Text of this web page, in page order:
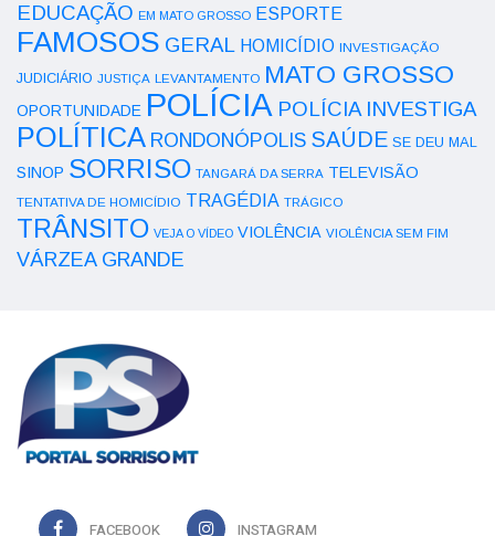
EDUCAÇÃO EM MATO GROSSO ESPORTE
FAMOSOS GERAL HOMICÍDIO INVESTIGAÇÃO
JUDICIÁRIO JUSTIÇA LEVANTAMENTO MATO GROSSO
OPORTUNIDADE POLÍCIA POLÍCIA INVESTIGA
POLÍTICA RONDONÓPOLIS SAÚDE SE DEU MAL
SINOP SORRISO TANGARÁ DA SERRA TELEVISÃO
TENTATIVA DE HOMICÍDIO TRAGÉDIA TRÁGICO
TRÂNSITO VEJA O VÍDEO VIOLÊNCIA VIOLÊNCIA SEM FIM
VÁRZEA GRANDE
FACEBOOK INSTAGRAM